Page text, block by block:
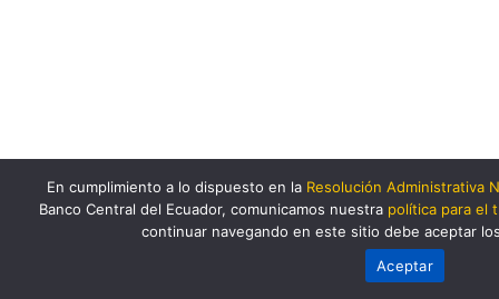
En cumplimiento a lo dispuesto en la Resolución Administrativa
Banco Central del Ecuador, comunicamos nuestra política para el
continuar navegando en este sitio debe aceptar
Aceptar